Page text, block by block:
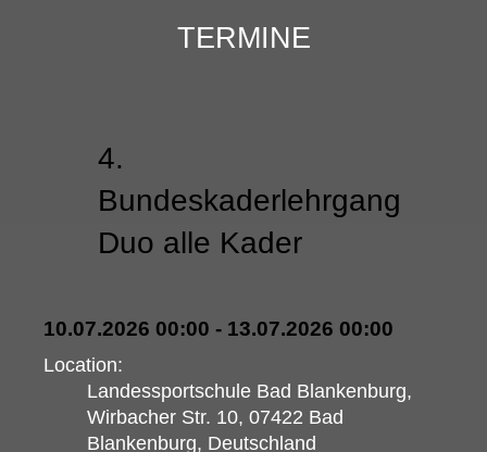
TERMINE
4.
Bundeskaderlehrgang
Duo alle Kader
10.07.2026 00:00 - 13.07.2026 00:00
Location:
Landessportschule Bad Blankenburg,
Wirbacher Str. 10, 07422 Bad
Blankenburg, Deutschland